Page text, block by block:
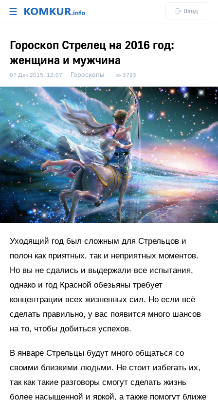
☰ Вход
Гороскоп Стрелец на 2016 год:
женщина и мужчина
07 Дек 2015, 12:07 Гороскопы 3793
Уходящий год был сложным для Стрельцов и
полон как приятных, так и неприятных моментов.
Но вы не сдались и выдержали все испытания,
однако и год Красной обезьяны требует
концентрации всех жизненных сил. Но если всё
сделать правильно, у вас появится много шансов
на то, чтобы добиться успехов.
В январе Стрельцы будут много общаться со
своими близкими людьми. Не стоит избегать их,
так как такие разговоры смогут сделать жизнь
более насыщенной и яркой, а также помогут ближе